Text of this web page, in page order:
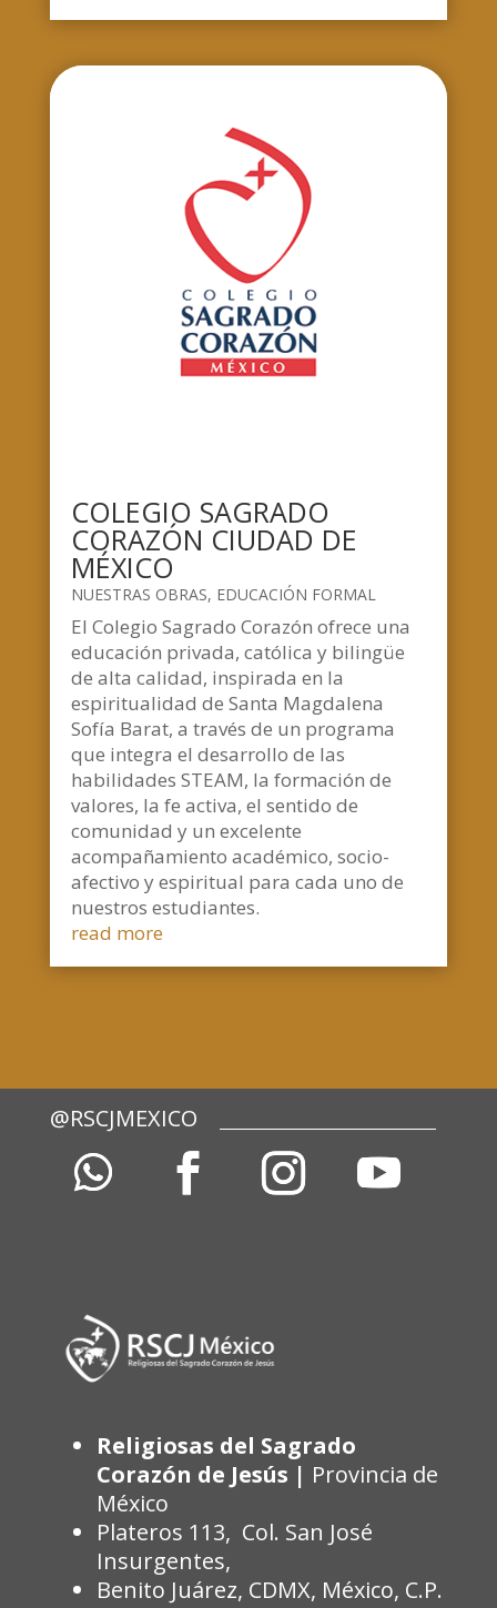
COLEGIO SAGRADO
CORAZÓN CIUDAD DE
MÉXICO
NUESTRAS OBRAS, EDUCACIÓN FORMAL
El Colegio Sagrado Corazón ofrece una
educación privada, católica y bilingüe
de alta calidad, inspirada en la
espiritualidad de Santa Magdalena
Sofía Barat, a través de un programa
que integra el desarrollo de las
habilidades STEAM, la formación de
valores, la fe activa, el sentido de
comunidad y un excelente
acompañamiento académico, socio-
afectivo y espiritual para cada uno de
nuestros estudiantes.
read more
@RSCJMEXICO
Religiosas del Sagrado
Corazón de Jesús | Provincia de
México
Plateros 113, Col. San José
Insurgentes,
Benito Juárez, CDMX, México, C.P.